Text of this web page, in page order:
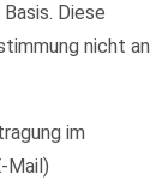
Diese
nicht an
im
Mail)